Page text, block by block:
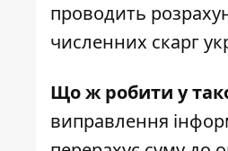
проводить
численних скарг
Що ж робити у
виправлення